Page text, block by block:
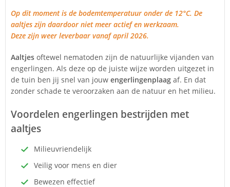
Op dit moment is de bodemtemperatuur onder de 12°C. De
aaltjes zijn daardoor niet meer actief en werkzaam.
Deze zijn weer leverbaar vanaf april 2026.
Aaltjes oftewel nematoden zijn de natuurlijke vijanden van
engerlingen. Als deze op de juiste wijze worden uitgezet in
de tuin ben jij snel van jouw engerlingenplaag af. En dat
zonder schade te veroorzaken aan de natuur en het milieu.
Voordelen engerlingen bestrijden met
aaltjes
Milieuvriendelijk
Veilig voor mens en dier
Bewezen effectief